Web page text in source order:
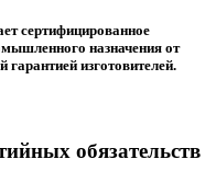
сертифицированное
назначения от
изготовителей.
обязательств